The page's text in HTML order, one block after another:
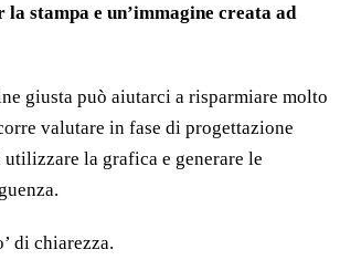
la stampa e un’immagine creata ad
giusta può aiutarci a risparmiare molto
valutare in fase di progettazione
utilizzare la grafica e generare le
di chiarezza.